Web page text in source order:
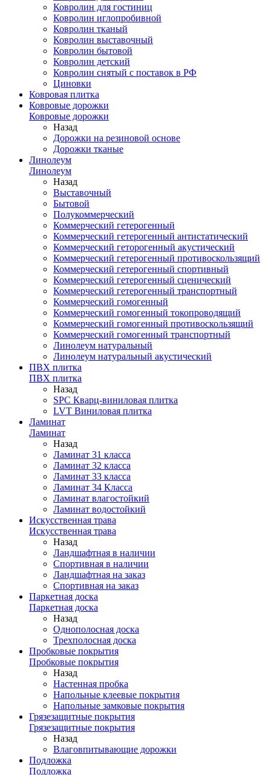
Ковролин для гостиниц
Ковролин иглопробивной
Ковролин тканый
Ковролин выставочный
Ковролин бытовой
Ковролин детский
Ковролин снятый с поставок в РФ
Циновки
Ковровая плитка
Ковровые дорожки
Ковровые дорожки
Назад
Дорожки на резиновой основе
Дорожки тканые
Линолеум
Линолеум
Назад
Выставочный
Бытовой
Полукоммерческий
Коммерческий гетерогенный
Коммерческий гетерогенный антистатический
Коммерческий геторогенный акустический
Коммерческий гетерогенный противоскользящий
Коммерческий гетерогенный спортивный
Коммерческий гетерогенный сценический
Коммерческий гетерогенный транспортный
Коммерческий гомогенный
Коммерческий гомогенный токопроводящий
Коммерческий гомогенный противоскользящий
Коммерческий гомогенный транспортный
Линолеум натуральный
Линолеум натуральный акустический
ПВХ плитка
ПВХ плитка
Назад
SPC Кварц-виниловая плитка
LVT Виниловая плитка
Ламинат
Ламинат
Назад
Ламинат 31 класса
Ламинат 32 класса
Ламинат 33 класса
Ламинат 34 Класса
Ламинат влагостойкий
Ламинат водостойкий
Искусственная трава
Искусственная трава
Назад
Ландшафтная в наличии
Спортивная в наличии
Ландшафтная на заказ
Спортивная на заказ
Паркетная доска
Паркетная доска
Назад
Однополосная доска
Трехполосная доска
Пробковые покрытия
Пробковые покрытия
Назад
Настенная пробка
Напольные клеевые покрытия
Напольные замковые покрытия
Грязезащитные покрытия
Грязезащитные покрытия
Назад
Влаговпитывающие дорожки
Подложка
Подложка